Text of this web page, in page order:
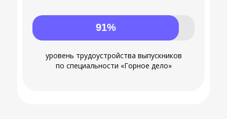
уровень трудоустройства выпускников
по специальности «Горное дело»
91%